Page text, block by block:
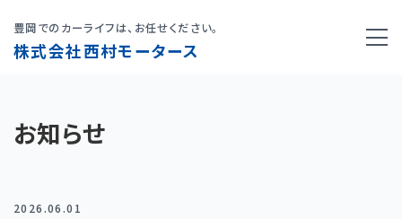
株式会社西村モータース
豊岡でのカーライフは、お任せください。
お知らせ
2026.06.01